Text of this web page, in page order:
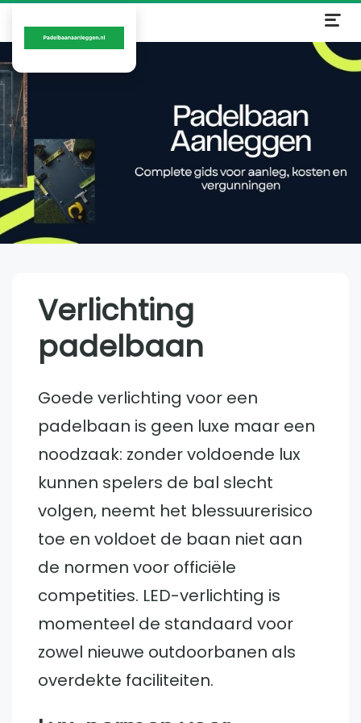
Verlichting
padelbaan
Goede verlichting voor een
padelbaan is geen luxe maar een
noodzaak: zonder voldoende lux
kunnen spelers de bal slecht
volgen, neemt het blessuurerisico
toe en voldoet de baan niet aan
de normen voor officiële
competities. LED-verlichting is
momenteel de standaard voor
zowel nieuwe outdoorbanen als
overdekte faciliteiten.